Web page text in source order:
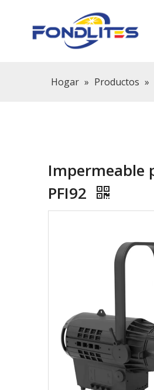
Hogar » Productos »
Impermeable
PFI92